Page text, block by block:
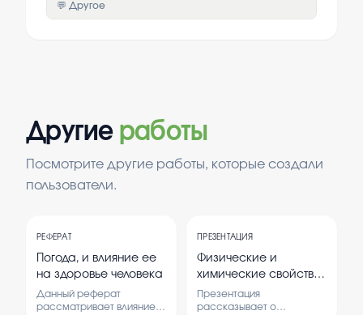
💬 Другое
Другие работы
Посмотрите другие работы, которые создали
пользователи.
РЕФЕРАТ
Погода, и влияние ее
на здоровье человека
Данный реферат
рассматривает влияние
ПРЕЗЕНТАЦИЯ
Физические и
химические свойства
воды
Презентация
рассказывает о